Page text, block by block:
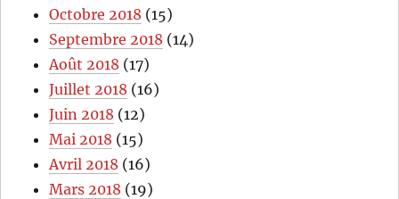
Octobre 2018 (15)
Septembre 2018 (14)
Août 2018 (17)
Juillet 2018 (16)
Juin 2018 (12)
Mai 2018 (15)
Avril 2018 (16)
Mars 2018 (19)